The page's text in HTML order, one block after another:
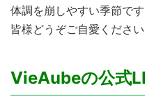
体調を崩しやすい季節です
皆様どうぞご自愛ください
VieAubeの公式